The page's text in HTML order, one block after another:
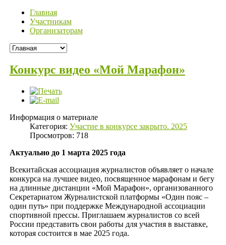
Главная
Участникам
Организаторам
Конкурс видео «Мой Марафон»
Информация о материале
Категория: Участие в конкурсе закрыто. 2025
Просмотров: 718
Актуально до 1 марта 2025 года
Всекитайская ассоциация журналистов объявляет о начале
конкурса на лучшее видео, посвященное марафонам и бегу
на длинные дистанции «Мой Марафон», организованного
Секретариатом Журналистской платформы «Один пояс –
один путь» при поддержке Международной ассоциации
спортивной прессы. Приглашаем журналистов со всей
России представить свои работы для участия в выставке,
которая состоится в мае 2025 года.